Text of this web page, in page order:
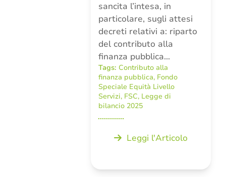
sancita l’intesa, in
particolare, sugli attesi
decreti relativi a: riparto
del contributo alla
finanza pubblica…
Tags: Contributo alla
finanza pubblica, Fondo
Speciale Equità Livello
Servizi, FSC, Legge di
bilancio 2025
Leggi l'Articolo